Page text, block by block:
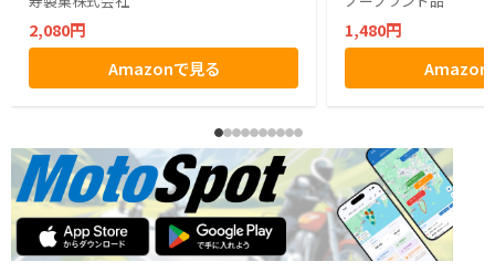
2,080円
Amazonで見る
1,480円
Amazon